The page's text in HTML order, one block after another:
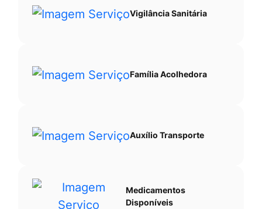
Vigilância Sanitária
Família Acolhedora
Auxílio Transporte
Medicamentos
Disponíveis